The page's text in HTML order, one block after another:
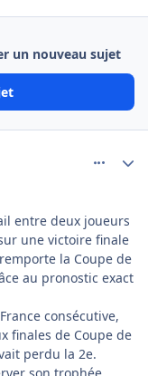
un nouveau sujet
entre deux joueurs
une victoire finale
la Coupe de
au pronostic exact
consécutive,
finales de Coupe de
perdu la 2e.
son trophée